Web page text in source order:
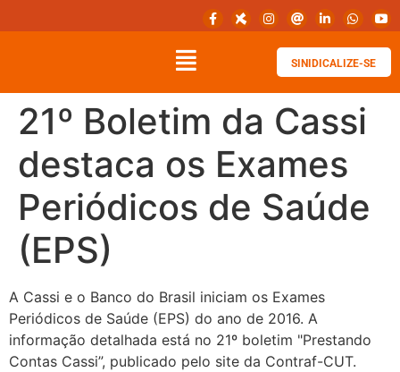
SINIDICALIZE-SE
21º Boletim da Cassi
destaca os Exames
Periódicos de Saúde
(EPS)
A Cassi e o Banco do Brasil iniciam os Exames
Periódicos de Saúde (EPS) do ano de 2016. A
informação detalhada está no 21º boletim "Prestando
Contas Cassi”, publicado pelo site da Contraf-CUT.